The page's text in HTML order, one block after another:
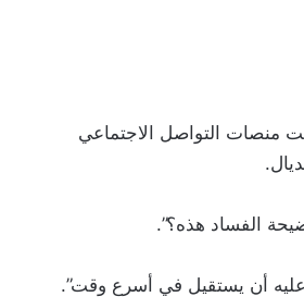
منصات التواصل الاجتماعي
الفساد هذه؟”.
عليه أن يستقيل في أسرع وقت”.